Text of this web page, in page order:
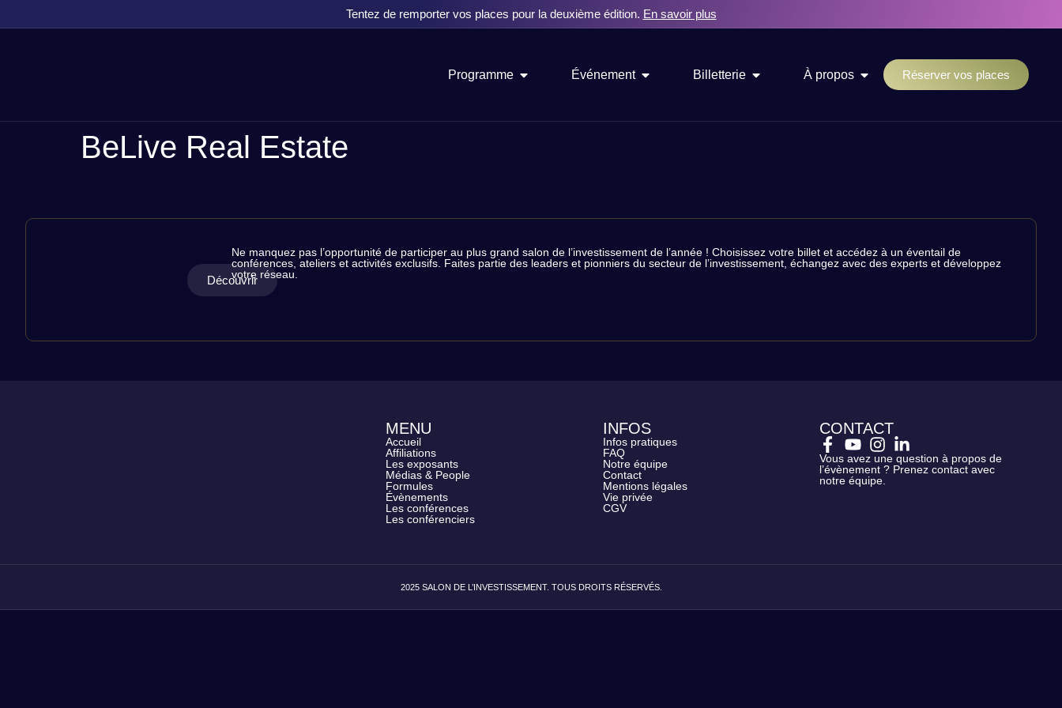
Tentez de remporter vos places pour la deuxième édition. En savoir plus
Programme Événement Billetterie À propos Réserver vos places
BeLive Real Estate
Découvrir
Ne manquez pas l’opportunité de participer au plus grand salon de l’investissement de l’année ! Choisissez votre billet et accédez à un éventail de
conférences, ateliers et activités exclusifs. Faites partie des leaders et pionniers du secteur de l’investissement, échangez avec des experts et développez
votre réseau.
MENU
Accueil
Affiliations
Les exposants
Médias & People
Formules
Évènements
Les conférences
Les conférenciers
INFOS
Infos pratiques
FAQ
Notre équipe
Contact
Mentions légales
Vie privée
CGV
CONTACT
Vous avez une question à propos de
l’évènement ? Prenez contact avec
notre équipe.
2025 SALON DE L’INVESTISSEMENT. TOUS DROITS RÉSERVÉS.